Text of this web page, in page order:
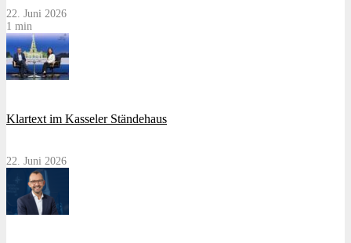
22. Juni 2026
1 min
Klartext im Kasseler Ständehaus
22. Juni 2026